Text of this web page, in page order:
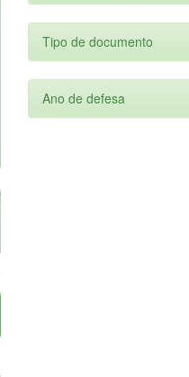
Tipo de documento
Ano de defesa